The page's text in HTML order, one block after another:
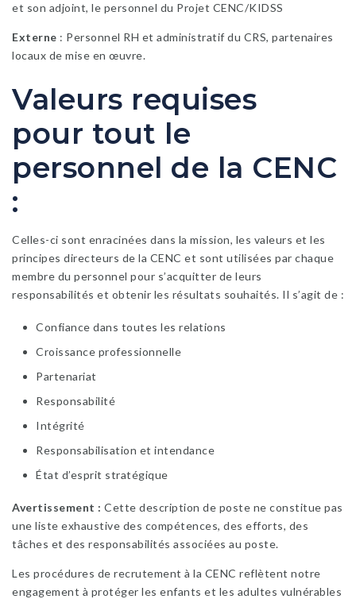
et son adjoint, le personnel du Projet CENC/KIDSS
Externe : Personnel RH et administratif du CRS, partenaires
locaux de mise en œuvre.
Valeurs requises
pour tout le
personnel de la CENC
:
Celles-ci sont enracinées dans la mission, les valeurs et les
principes directeurs de la CENC et sont utilisées par chaque
membre du personnel pour s’acquitter de leurs
responsabilités et obtenir les résultats souhaités. Il s’agit de :
Confiance dans toutes les relations
Croissance professionnelle
Partenariat
Responsabilité
Intégrité
Responsabilisation et intendance
État d’esprit stratégique
Avertissement : Cette description de poste ne constitue pas
une liste exhaustive des compétences, des efforts, des
tâches et des responsabilités associées au poste.
Les procédures de recrutement à la CENC reflètent notre
engagement à protéger les enfants et les adultes vulnérables